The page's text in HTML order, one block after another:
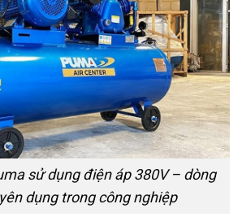
sử dụng điện áp 380V – dòng
dụng trong công nghiệp